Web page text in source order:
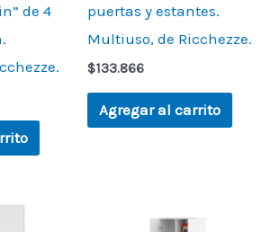
de 4
puertas y estantes.
Multiuso, de Ricchezze.
$133.866
Agregar al carrito